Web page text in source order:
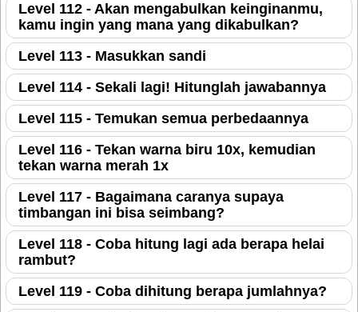
Level 112 - Akan mengabulkan keinginanmu,
kamu ingin yang mana yang dikabulkan?
Level 113 - Masukkan sandi
Level 114 - Sekali lagi! Hitunglah jawabannya
Level 115 - Temukan semua perbedaannya
Level 116 - Tekan warna biru 10x, kemudian
tekan warna merah 1x
Level 117 - Bagaimana caranya supaya
timbangan ini bisa seimbang?
Level 118 - Coba hitung lagi ada berapa helai
rambut?
Level 119 - Coba dihitung berapa jumlahnya?